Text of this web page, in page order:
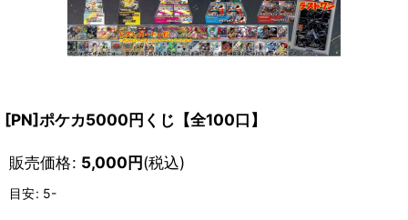
[PN]ポケカ5000円くじ【全100口】
販売価格: 5,000円(税込)
目安: 5-